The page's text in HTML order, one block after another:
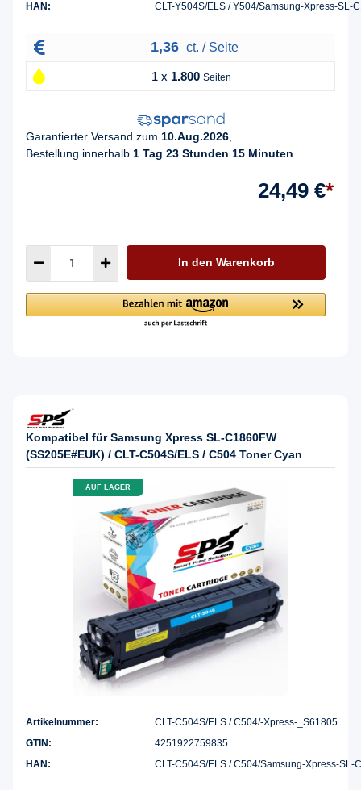
HAN:
CLT-Y504S/ELS / Y504/Samsung-Xpress-SL-
1,36 ct. / Seite
1 x 1.800 Seiten
Garantierter Versand zum 10.Aug.2026
Bestellung innerhalb 1 Tag 23 Stunden 15 Minuten
24,49 €*
In den Warenkorb
Kompatibel für Samsung Xpress SL-C1860FW
(SS205E#EUK) / CLT-C504S/ELS / C504 Toner Cyan
AUF LAGER
Artikelnummer:
CLT-C504S/ELS / C504/-Xpress-_S61805
GTIN:
4251922759835
HAN:
CLT-C504S/ELS / C504/Samsung-Xpress-SL-